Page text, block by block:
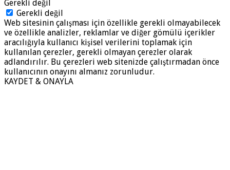
Gerekli değil
Gerekli değil
Web sitesinin çalışması için özellikle gerekli olmayabilecek
ve özellikle analizler, reklamlar ve diğer gömülü içerikler
aracılığıyla kullanıcı kişisel verilerini toplamak için
kullanılan çerezler, gerekli olmayan çerezler olarak
adlandırılır. Bu çerezleri web sitenizde çalıştırmadan önce
kullanıcının onayını almanız zorunludur.
KAYDET & ONAYLA